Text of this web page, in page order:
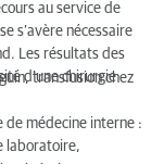
au service de
s’avère nécessaire
Les résultats des
d’une chirurgie
transfusion chez
de médecine interne :
laboratoire,